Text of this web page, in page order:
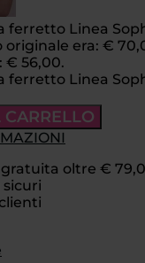
ferretto Linea
originale era: €
€ 56,00.
ferretto Linea
gratuita oltre €